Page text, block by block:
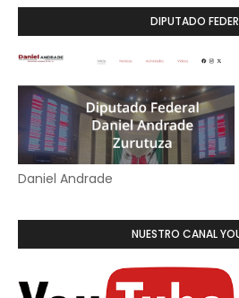
DIPUTADO
Daniel Andrade
NUESTRO CANAL